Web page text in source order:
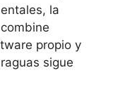
la
propio y
sigue